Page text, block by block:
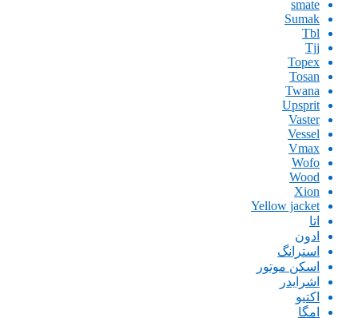
smate
Sumak
Tbl
Tjj
Topex
Tosan
Twana
Upsprit
Vaster
Vessel
Vmax
Wofo
Wood
Xion
Yellow jacket
اتا
ادون
استرانگ
اسکن موتور
اشرایدر
اکتیو
امگا